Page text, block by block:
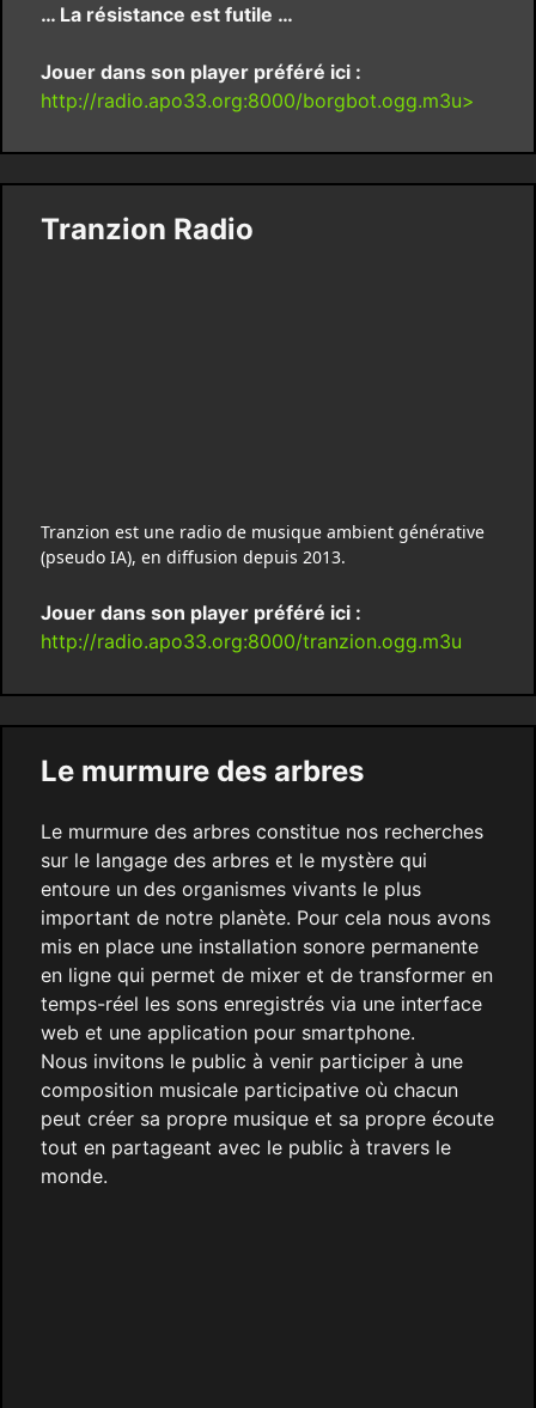
… La résistance est futile …
Jouer dans son player préféré ici :
http://radio.apo33.org:8000/borgbot.ogg.m3u>
Tranzion Radio
Tranzion est une radio de musique ambient générative
(pseudo IA), en diffusion depuis 2013.
Jouer dans son player préféré ici :
http://radio.apo33.org:8000/tranzion.ogg.m3u
Le murmure des arbres
Le murmure des arbres constitue nos recherches
sur le langage des arbres et le mystère qui
entoure un des organismes vivants le plus
important de notre planète. Pour cela nous avons
mis en place une installation sonore permanente
en ligne qui permet de mixer et de transformer en
temps-réel les sons enregistrés via une interface
web et une application pour smartphone.
Nous invitons le public à venir participer à une
composition musicale participative où chacun
peut créer sa propre musique et sa propre écoute
tout en partageant avec le public à travers le
monde.